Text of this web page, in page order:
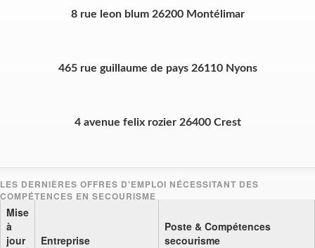
8 rue leon blum 26200 Montélimar
465 rue guillaume de pays 26110 Nyons
4 avenue felix rozier 26400 Crest
Mise
à
jour
Entreprise
Poste & Compétences
secourisme